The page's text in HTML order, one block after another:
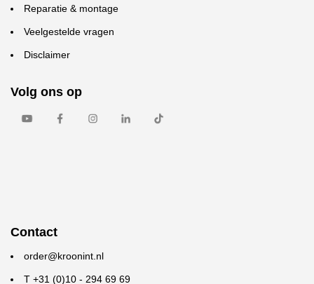
Reparatie & montage
Veelgestelde vragen
Disclaimer
Volg ons op
Contact
order@kroonint.nl
T +31 (0)10 - 294 69 69